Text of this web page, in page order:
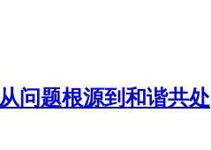
问题根源到和谐共处